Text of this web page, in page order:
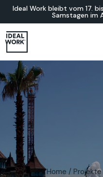
Ideal Work bleibt vom 17.
Samstagen im
Home / Projekte